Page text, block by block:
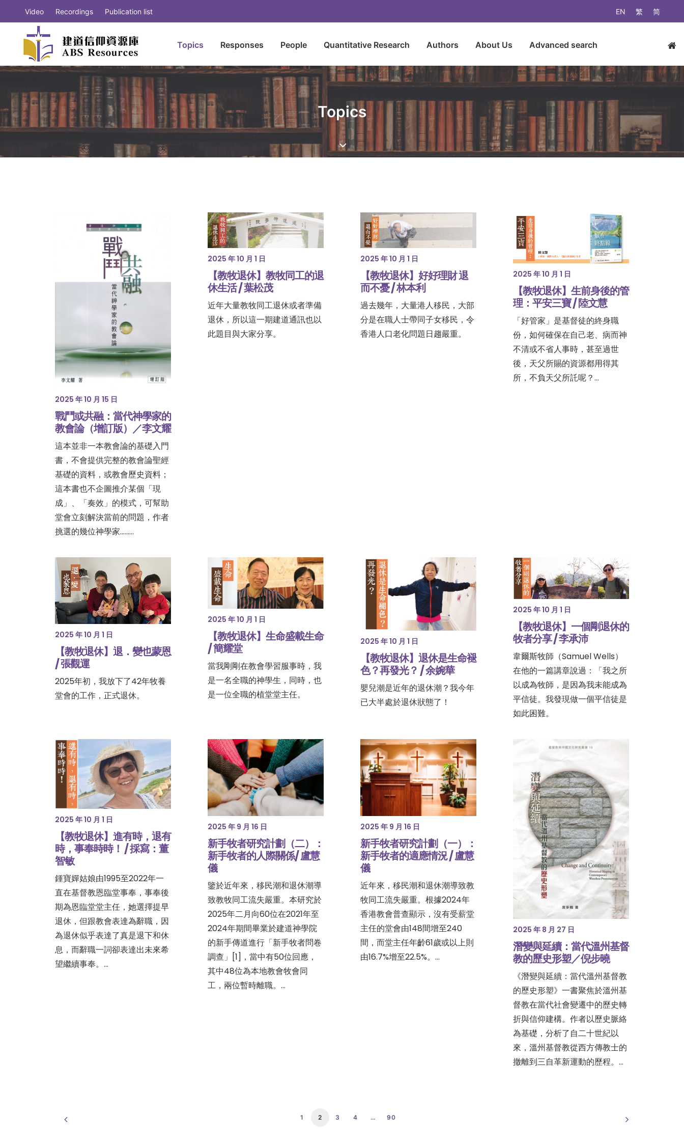
EN 繁 简
Video Recordings Publication list
Topics Responses People Quantitative Research Authors About Us Advanced search
Topics
2025 年 10 月 15 日
戰鬥或共融：當代神學家的
教會論（增訂版）／李文耀
這本並非一本教會論的基礎入門
書，不會提供完整的教會論聖經
基礎的資料，或教會歷史資料；
這本書也不企圖推介某個「現
成」、「奏效」的模式，可幫助
堂會立刻解決當前的問題，作者
挑選的幾位神學家………
2025 年 10 月 1 日
【教牧退休】教牧同工的退
休生活 / 葉松茂
近年大量教牧同工退休或者準備
退休，所以這一期建道通訊也以
此題目與大家分享。
2025 年 10 月 1 日
【教牧退休】好好理財 退
而不憂 / 林本利
過去幾年，大量港人移民，大部
分是在職人士帶同子女移民，令
香港人口老化問題日趨嚴重。
2025 年 10 月 1 日
【教牧退休】生前身後的管
理：平安三寶 / 陸文慧
「好管家」是基督徒的終身職
份，如何確保在自己老、病而神
不清或不省人事時，甚至過世
後，天父所賜的資源都用得其
所，不負天父所託呢？…
2025 年 10 月 1 日
【教牧退休】退．變也蒙恩
/ 張觀運
2025年初，我放下了42年牧養
堂會的工作，正式退休。
2025 年 10 月 1 日
【教牧退休】生命盛載生命
/ 簡耀堂
當我剛剛在教會學習服事時，我
是一名全職的神學生，同時，也
是一位全職的植堂堂主任。
2025 年 10 月 1 日
【教牧退休】退休是生命褪
色？再發光？ / 余婉華
嬰兒潮是近年的退休潮？我今年
已大半處於退休狀態了！
2025 年 10 月 1 日
【教牧退休】一個剛退休的
牧者分享 / 李承沛
韋爾斯牧師（Samuel Wells）
在他的一篇講章說過：「我之所
以成為牧師，是因為我未能成為
平信徒。我發現做一個平信徒是
如此困難。
2025 年 10 月 1 日
【教牧退休】進有時，退有
時，事奉時時！ / 採寫：董
智敏
鍾寶嬋姑娘由1995至2022年一
直在基督教恩臨堂事奉，事奉後
期為恩臨堂堂主任，她選擇提早
退休，但跟教會表達為辭職，因
為退休似乎表達了真是退下和休
息，而辭職一詞卻表達出未來希
望繼續事奉。…
2025 年 9 月 16 日
新手牧者研究計劃（二）：
新手牧者的人際關係/ 盧慧
儀
鑒於近年來，移民潮和退休潮導
致教牧同工流失嚴重。本研究於
2025年二月向60位在2021年至
2024年期間畢業於建道神學院
的新手傳道進行「新手牧者問卷
調查」[1]，當中有50位回應，
其中48位為本地教會牧會同
工，兩位暫時離職。…
2025 年 9 月 16 日
新手牧者研究計劃（一）：
新手牧者的適應情況 / 盧慧
儀
近年來，移民潮和退休潮導致教
牧同工流失嚴重。根據2024年
香港教會普查顯示，沒有受薪堂
主任的堂會由148間增至240
間，而堂主任年齡61歲或以上則
由16.7%增至22.5%。…
2025 年 8 月 27 日
潛變與延續：當代溫州基督
教的歷史形塑／倪步曉
《潛變與延續：當代溫州基督教
的歷史形塑》一書聚焦於溫州基
督教在當代社會變遷中的歷史轉
折與信仰建構。作者以歷史脈絡
為基礎，分析了自二十世紀以
來，溫州基督教從西方傳教士的
撤離到三自革新運動的歷程。…
1 2 3 4 … 90